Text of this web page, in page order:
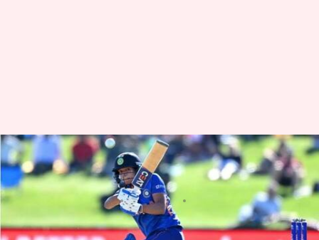
ముంబాయి ఇండియన్స్‌కు
సేవలందించనున్న టీమిండియా కెప్టెన్
Jayachandra Akuri Feb 13, 2023